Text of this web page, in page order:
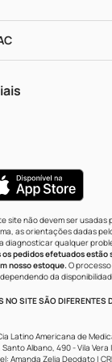
1687
site não devem ser
as orientações dadas
diagnosticar qualquer
os pedidos efetuados
nosso estoque.O
da
NO SITE SÃO DIFERENTES
Cia Latino Americana de
Albano, 490 - Vila Vera
Amanda Zelia Deodato |